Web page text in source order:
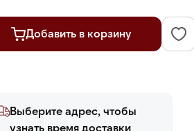
Добавить в корзину
Выберите адрес, чтобы
узнать время доставки